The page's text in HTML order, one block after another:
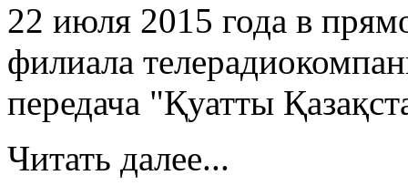
22 июля 2015 года в
филиала
передача "Қуатты
Читать далее...